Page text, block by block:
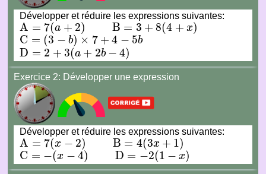
Développer et réduire les expressions suivantes:
A = 7(a + 2)
A= 7(a+2) B = 3 + 8(4 + x)
B= 3+ 8( 4+ x)
C = (3 − b) × 7 + 4 − 5b
C=(3 −b) ×7+4− 5b
D = 2 + 3(a + 2b − 4)
D= 2+ 3( a+ 2b−4 )
Exercice 2: Développer une expression
Développer et réduire les expressions suivantes:
A = 7(x − 2)
A= 7(x−2) B = 4(3x + 1)
B= 4( 3x+1)
C = −(x − 4)
C=−( x−4) D = −2(1 − x)
D= −2 (1−x)